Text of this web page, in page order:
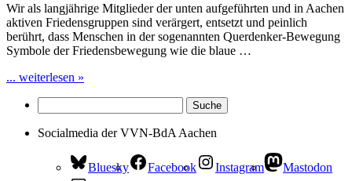
Wir als langjährige Mitglieder der unten aufgeführten und in Aachen
aktiven Friedensgruppen sind verärgert, entsetzt und peinlich
berührt, dass Menschen in der sogenannten Querdenker-Bewegung
Symbole der Friedensbewegung wie die blaue …
... weiterlesen »
Socialmedia der VVN-BdA Aachen
Bluesky Facebook Instagram
Mastodon